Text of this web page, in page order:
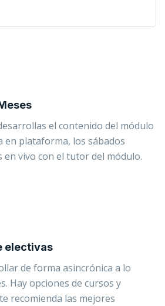
el contenido del módulo
en plataforma, los sábados
en vivo con el tutor del módulo.
electivas
de forma asincrónica a lo
Hay opciones de cursos y
recomienda las mejores